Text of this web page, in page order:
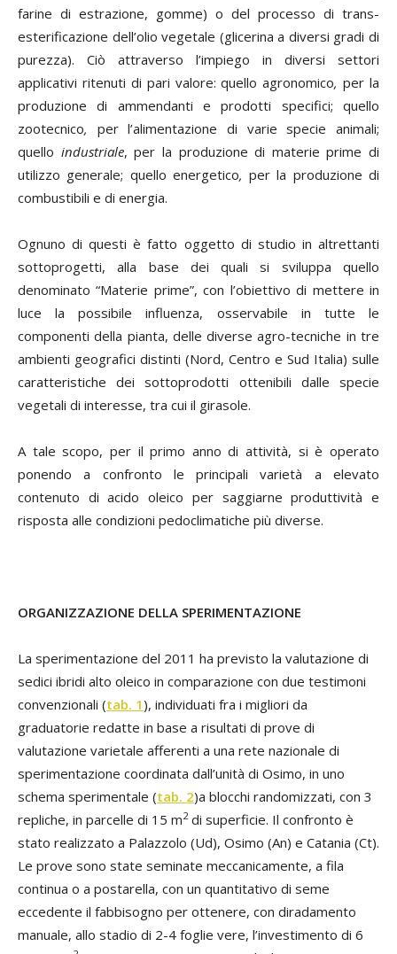
farine di estrazione, gomme) o del processo di trans-
esterificazione dell’olio vegetale (glicerina a diversi gradi di
purezza). Ciò attraverso l’impiego in diversi settori
applicativi ritenuti di pari valore: quelloagronomico, per la
produzione di ammendanti e prodotti specifici; quello
zootecnico, per l’alimentazione di varie specie animali;
quello industriale, per la produzione di materie prime di
utilizzo generale; quello energetico, per la produzione di
combustibili e di energia.
Ognuno di questi è fatto oggetto di studio in altrettanti
sottoprogetti, alla base dei quali si sviluppa quello
denominato “Materie prime”, con l’obiettivo di mettere in
luce la possibile influenza, osservabile in tutte le
componenti della pianta, delle diverse agro-tecniche in tre
ambienti geografici distinti (Nord, Centro e Sud Italia) sulle
caratteristiche dei sottoprodotti ottenibili dalle specie
vegetali di interesse, tra cui il girasole.
A tale scopo, per il primo anno di attività, si è operato
ponendo a confronto le principali varietà a elevato
contenuto di acido oleico per saggiarne produttività e
risposta alle condizioni pedoclimatiche più diverse.
ORGANIZZAZIONE DELLA SPERIMENTAZIONE
La sperimentazione del 2011 ha previsto la valutazione di
sedici ibridi alto oleico in comparazione con due testimoni
convenzionali (tab. 1), individuati fra i migliori da
graduatorie redatte in base a risultati di prove di
valutazione varietale afferenti a una rete nazionale di
sperimentazione coordinata dall’unità di Osimo, in uno
schema sperimentale (tab. 2)a blocchi randomizzati, con 3
repliche, in parcelle di 15 m2di superficie. Il confronto è
stato realizzato a Palazzolo (Ud), Osimo (An) e Catania (Ct).
Le prove sono state seminate meccanicamente, a fila
continua o a postarella, con un quantitativo di seme
eccedente il fabbisogno per ottenere, con diradamento
manuale, allo stadio di 2-4 foglie vere, l’investimento di 6